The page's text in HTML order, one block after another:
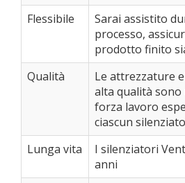
Flessibile
Sarai assistito
processo,
prodotto finito
Qualità
Le attrezzature
alta qualità
forza lavoro
ciascun
Lunga vita
I silenziatori
anni